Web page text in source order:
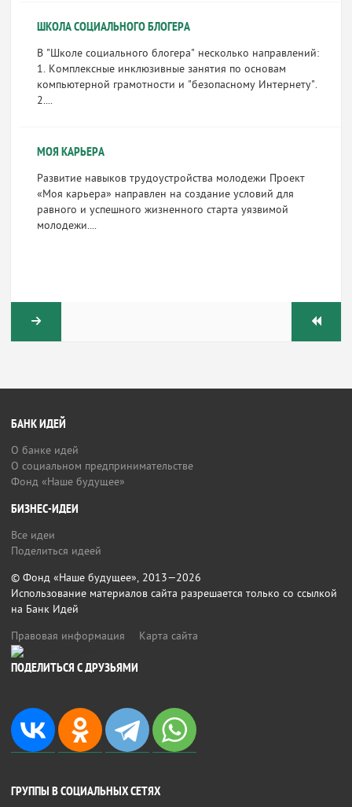
ШКОЛА СОЦИАЛЬНОГО БЛОГЕРА
В "Школе социального блогера" несколько направлений:
1. Комплексные инклюзивные занятия по основам
компьютерной грамотности и "безопасному Интернету".
2....
МОЯ КАРЬЕРА
Развитие навыков трудоустройства молодежи Проект
«Моя карьера» направлен на создание ус­ловий для
равного и успешного жизненного стар­та уязвимой
молодежи....
БАНК ИДЕЙ
О банке идей
О социальном предпринимательстве
Фонд «Наше будущее»
БИЗНЕС-ИДЕИ
Все идеи
Поделиться идеей
© Фонд «Наше будущее», 2013—2026
Использование материалов сайта разрешается только со ссылкой
на Банк Идей
Правовая информация
Карта сайта
ПОДЕЛИТЬСЯ С ДРУЗЬЯМИ
ГРУППЫ В СОЦИАЛЬНЫХ СЕТЯХ